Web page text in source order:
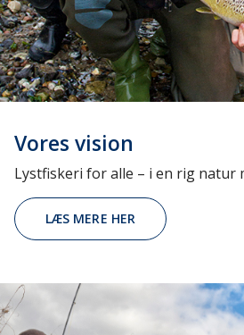
Vores vision
Lystfiskeri for alle – i en rig natur
LÆS MERE HER